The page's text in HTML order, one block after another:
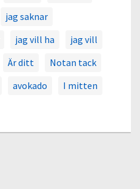
jag saknar
jag vill ha
jag vill
Är ditt
Notan tack
avokado
I mitten